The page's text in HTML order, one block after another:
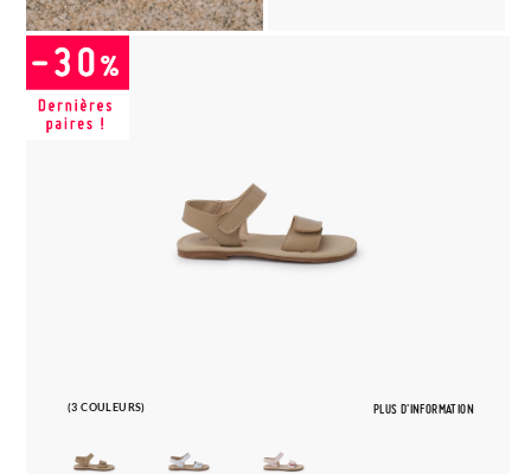
(3 COULEURS) PLUS D'INFORMATION